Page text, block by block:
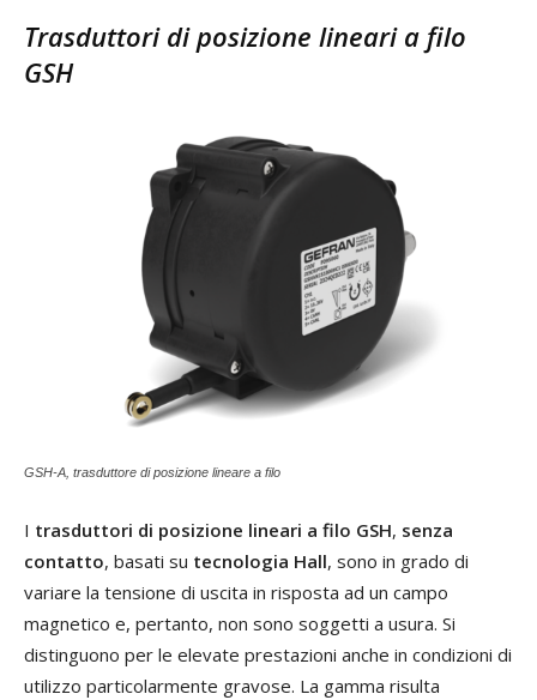
Trasduttori di posizione lineari a filo
GSH
GSH-A, trasduttore di posizione lineare a filo
I trasduttori di posizione lineari a filo GSH, senza
contatto, basati su tecnologia Hall, sono in grado di
variare la tensione di uscita in risposta ad un campo
magnetico e, pertanto, non sono soggetti a usura. Si
distinguono per le elevate prestazioni anche in condizioni di
utilizzo particolarmente gravose. La gamma risulta